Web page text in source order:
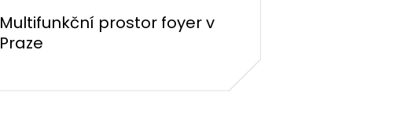
Multifunkční prostor foyer v
Praze